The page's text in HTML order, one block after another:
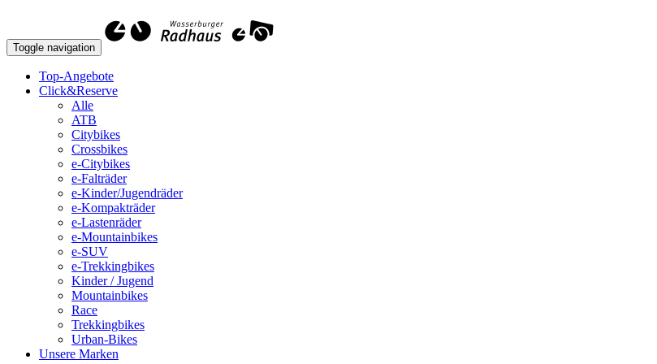
Toggle navigation
Top-Angebote
Click&Reserve
Alle
ATB
Citybikes
Crossbikes
e-Citybikes
e-Falträder
e-Kinder/Jugendräder
e-Kompakträder
e-Lastenräder
e-Mountainbikes
e-SUV
e-Trekkingbikes
Kinder / Jugend
Mountainbikes
Race
Trekkingbikes
Urban-Bikes
Unsere Marken